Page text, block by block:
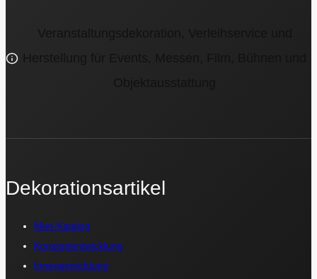
Dekorationsartikel
Miet-Katalog
Konzeptentwicklung
Inneneinrichtung